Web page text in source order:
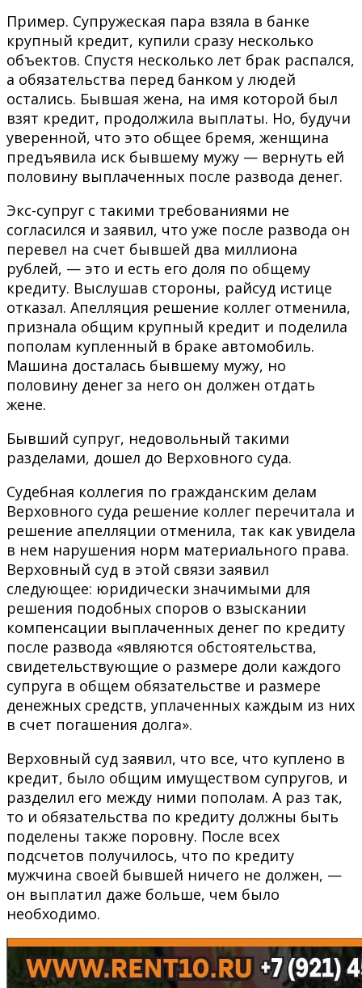
Пример. Супружеская пара взяла в банке
крупный кредит, купили сразу несколько
объектов. Спустя несколько лет брак распался,
а обязательства перед банком у людей
остались. Бывшая жена, на имя которой был
взят кредит, продолжила выплаты. Но, будучи
уверенной, что это общее бремя, женщина
предъявила иск бывшему мужу — вернуть ей
половину выплаченных после развода денег.
Экс-супруг с такими требованиями не
согласился и заявил, что уже после развода он
перевел на счет бывшей два миллиона
рублей, — это и есть его доля по общему
кредиту. Выслушав стороны, райсуд истице
отказал. Апелляция решение коллег отменила,
признала общим крупный кредит и поделила
пополам купленный в браке автомобиль.
Машина досталась бывшему мужу, но
половину денег за него он должен отдать
жене.
Бывший супруг, недовольный такими
разделами, дошел до Верховного суда.
Судебная коллегия по гражданским делам
Верховного суда решение коллег перечитала и
решение апелляции отменила, так как увидела
в нем нарушения норм материального права.
Верховный суд в этой связи заявил
следующее: юридически значимыми для
решения подобных споров о взыскании
компенсации выплаченных денег по кредиту
после развода «являются обстоятельства,
свидетельствующие о размере доли каждого
супруга в общем обязательстве и размере
денежных средств, уплаченных каждым из них
в счет погашения долга».
Верховный суд заявил, что все, что куплено в
кредит, было общим имуществом супругов, и
разделил его между ними пополам. А раз так,
то и обязательства по кредиту должны быть
поделены также поровну. После всех
подсчетов получилось, что по кредиту
мужчина своей бывшей ничего не должен, —
он выплатил даже больше, чем было
необходимо.